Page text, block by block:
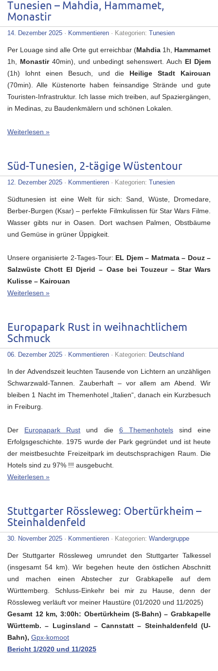
Tunesien – Mahdia, Hammamet,
Monastir
14. Dezember 2025 · Kommentieren · Kategorien: Tunesien
Per Louage sind alle Orte gut erreichbar (Mahdia1h, Hammamet
1h, Monastir40min), und unbedingt sehenswert. Auch El Djem
(1h) lohnt einen Besuch, und die Heilige Stadt Kairouan
(70min). Alle Küstenorte haben feinsandige Strände und gute
Touristen-Infrastruktur. Ich lasse mich treiben, auf Spaziergängen,
in Medinas, zu Baudenkmälern und schönen Lokalen.
Weiterlesen »
Süd-Tunesien, 2-tägige Wüstentour
12. Dezember 2025 · Kommentieren · Kategorien: Tunesien
Südtunesien ist eine Welt für sich: Sand, Wüste, Dromedare,
Berber-Burgen (Ksar) – perfekte Filmkulissen für Star Wars Filme.
Wasser gibts nur in Oasen. Dort wachsen Palmen, Obstbäume
und Gemüse in grüner Üppigkeit.
Unsere organisierte 2-Tages-Tour: EL Djem – Matmata – Douz –
Salzwüste Chott El Djerid – Oase bei Touzeur – Star Wars
Kulisse – Kairouan
Weiterlesen »
Europapark Rust in weihnachtlichem
Schmuck
06. Dezember 2025 · Kommentieren · Kategorien: Deutschland
In der Advendszeit leuchten Tausende von Lichtern an unzähligen
Schwarzwald-Tannen. Zauberhaft – vor allem am Abend. Wir
bleiben 1 Nacht im Themenhotel „Italien“, danach ein Kurzbesuch
in Freiburg.
Der Europapark Rust und die 6 Themenhotelssind eine
Erfolgsgeschichte. 1975 wurde der Park gegründet und ist heute
der meistbesuchte Freizeitpark im deutschsprachigen Raum. Die
Hotels sind zu 97% !!! ausgebucht.
Weiterlesen »
Stuttgarter Rössleweg: Obertürkheim –
Steinhaldenfeld
30. November 2025 · Kommentieren · Kategorien: Wandergruppe
Der Stuttgarter Rössleweg umrundet den Stuttgarter Talkessel
(insgesamt 54 km). Wir begehen heute den östlichen Abschnitt
und machen einen Abstecher zur Grabkapelle auf dem
Württemberg. Schluss-Einkehr bei mir zu Hause, denn der
Rössleweg verläuft vor meiner Haustüre (01/2020 und 11/2025)
Gesamt 12 km, 3:00h: Obertürkheim (S-Bahn) – Grabkapelle
Württemb. – Luginsland – Cannstatt – Steinhaldenfeld (U-
Bahn), Gpx-komoot
Bericht 1/2020 und 11/2025